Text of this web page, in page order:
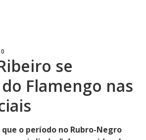
se
Flamengo nas
o período no Rubro-Negro